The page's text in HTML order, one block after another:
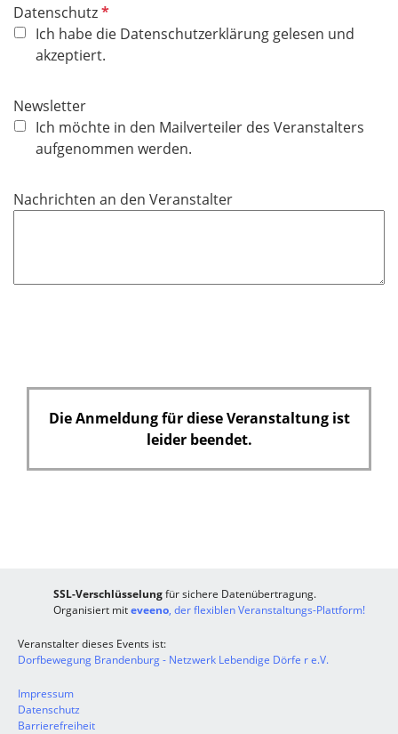
DatenschutzP
f
l
h
l
Ich habe die Datenschutzerklärung gelesen und
akzeptiert.
Newsletter
Ich möchte in den Mailverteiler des Veranstalters
aufgenommen werden.
Nachrichten an den Veranstalter
Die Anmeldung für diese Veranstaltung ist
leider beendet.
SSL-Verschlüsselungfür sichere Datenübertragung.
Organisiert miteveeno, der flexiblen Veranstaltungs-Plattform!
Veranstalter dieses Events ist:
Dorfbewegung Brandenburg - Netzwerk Lebendige Dörfe r e.V.
Impressum
Datenschutz
Barrierefreiheit